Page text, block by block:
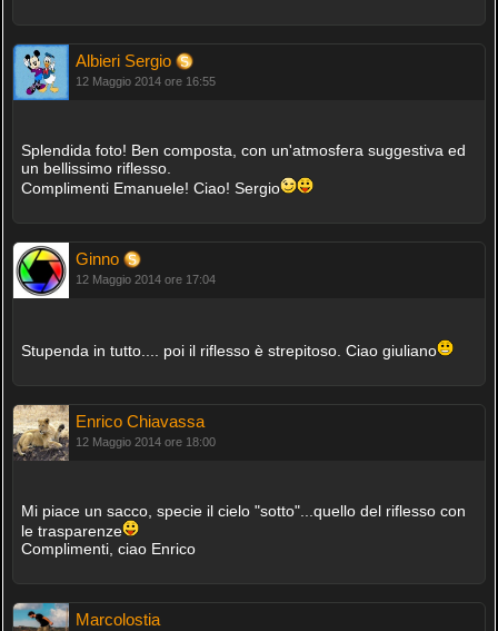
Albieri Sergio
12 Maggio 2014 ore 16:55
Splendida foto! Ben composta, con un'atmosfera suggestiva ed
un bellissimo riflesso.
Complimenti Emanuele! Ciao! Sergio
Ginno
12 Maggio 2014 ore 17:04
Stupenda in tutto.... poi il riflesso è strepitoso. Ciao giuliano
Enrico Chiavassa
12 Maggio 2014 ore 18:00
Mi piace un sacco, specie il cielo "sotto"...quello del riflesso con
le trasparenze
Complimenti, ciao Enrico
Marcolostia